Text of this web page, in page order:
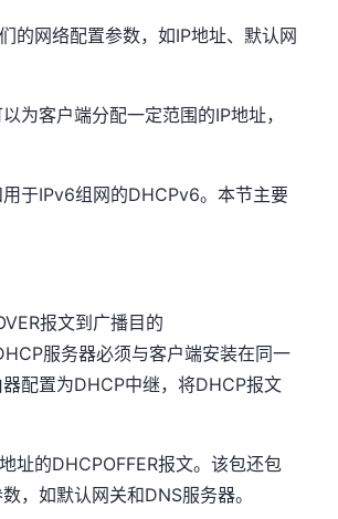
的网络配置参数，如IP地址、默认网
为客户端分配一定范围的IP地址，
于IPv6组网的DHCPv6。本节主要
报文到广播目的
服务器必须与客户端安装在同一
配置为DHCP中继，将DHCP报文
址的DHCPOFFER报文。该包还包
，如默认网关和DNS服务器。